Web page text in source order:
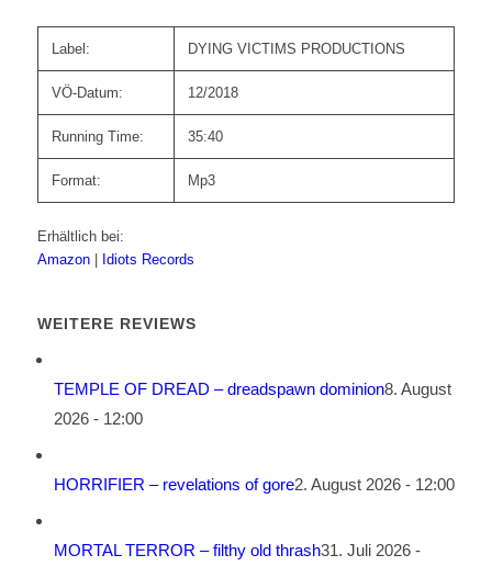
Label: DYING VICTIMS PRODUCTIONS
VÖ-Datum: 12/2018
Running Time: 35:40
Format: Mp3
Erhältlich bei:
Amazon
Idiots Records
WEITERE REVIEWS
TEMPLE OF DREAD – dreadspawn dominion8. August
2026 - 12:00
HORRIFIER – revelations of gore2. August 2026 - 12:00
MORTAL TERROR – filthy old thrash31. Juli 2026 -